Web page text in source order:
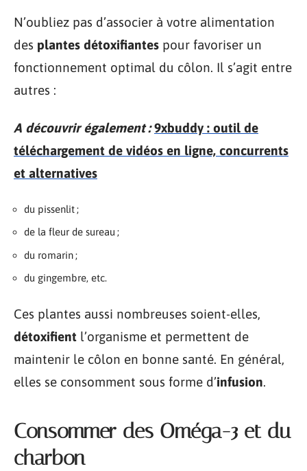
N’oubliez pas d’associer à votre alimentation
des plantes détoxifiantes pour favoriser un
fonctionnement optimal du côlon. Il s’agit entre
autres :
A découvrir également : 9xbuddy : outil de
téléchargement de vidéos en ligne, concurrents
et alternatives
du pissenlit ;
de la fleur de sureau ;
du romarin ;
du gingembre, etc.
Ces plantes aussi nombreuses soient-elles,
détoxifient l’organisme et permettent de
maintenir le côlon en bonne santé. En général,
elles se consomment sous forme d’infusion.
Consommer des Oméga-3 et du
charbon